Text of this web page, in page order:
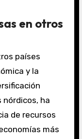
en otros
países
y la
nórdicos, ha
de recursos
más